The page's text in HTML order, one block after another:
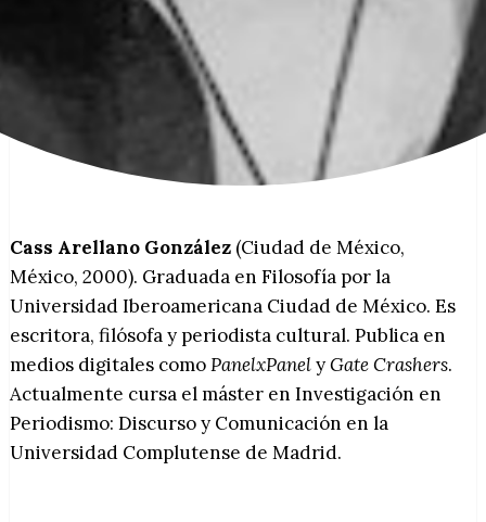
Cass Arellano González (Ciudad de México,
México, 2000). Graduada en Filosofía por la
Universidad Iberoamericana Ciudad de México. Es
escritora, filósofa y periodista cultural. Publica en
medios digitales comoPanelxPanelyGate Crashers.
Actualmente cursa el máster en Investigación en
Periodismo: Discurso y Comunicación en la
Universidad Complutense de Madrid.